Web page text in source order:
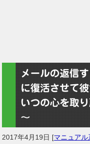
メールの返信
に復活させて
いつの心を取
～
2017年4月19日 [マニュアル